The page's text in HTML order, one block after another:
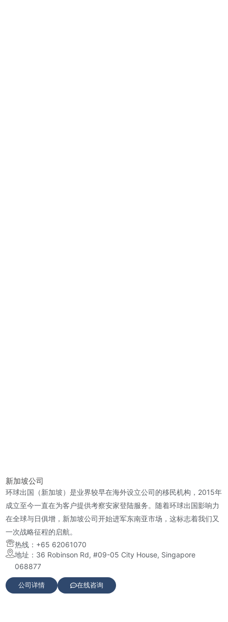
新加坡公司
环球出国（新加坡）是业界较早在海外设立公司的移民机构，2015年
成立至今一直在为客户提供考察安家登陆服务。随着环球出国影响力
在全球与日俱增，新加坡公司开始进军东南亚市场，这标志着我们又
一次战略征程的启航。
热线：+65 62061070
地址：36 Robinson Rd, #09-05 City House, Singapore
068877
公司详情 在线咨询